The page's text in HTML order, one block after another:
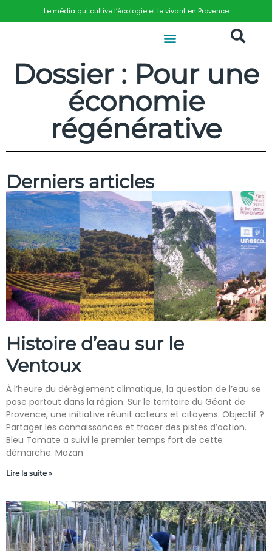
Le média qui cultive l’écologie et le vivant en Provence
Dossier : Pour une
économie
régénérative
Derniers articles
Histoire d’eau sur le
Ventoux
À l’heure du dérèglement climatique, la question de l’eau se
pose partout dans la région. Sur le territoire du Géant de
Provence, une initiative réunit acteurs et citoyens. Objectif ?
Partager les connaissances et tracer des pistes d’action.
Bleu Tomate a suivi le premier temps fort de cette
démarche. Mazan
Lire la suite »